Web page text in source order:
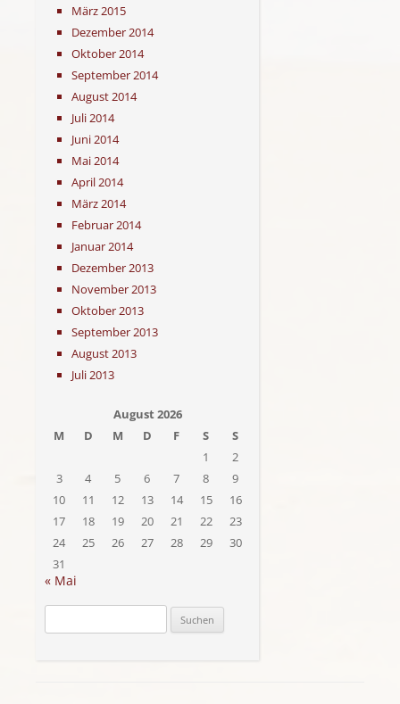
März 2015
Dezember 2014
Oktober 2014
September 2014
August 2014
Juli 2014
Juni 2014
Mai 2014
April 2014
März 2014
Februar 2014
Januar 2014
Dezember 2013
November 2013
Oktober 2013
September 2013
August 2013
Juli 2013
August 2026
M
D M D F S
S
1
2
3
4 5 6 7 8
9
10
11 12 13 14 15
16
17
18 19 20 21 22
23
24
25 26 27 28 29
30
31
« Mai
nach: